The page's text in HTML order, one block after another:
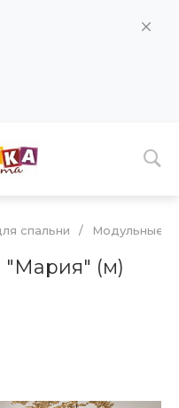
спальни / Модульные
"Мария" (м)